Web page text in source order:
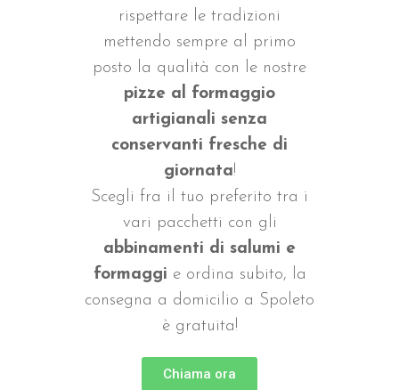
rispettare le tradizioni
mettendo sempre al primo
posto la qualità con le nostre
pizze al formaggio
artigianali senza
conservanti fresche di
giornata!
Scegli fra il tuo preferito tra i
vari pacchetti con gli
abbinamenti di salumi e
formaggi e ordina subito, la
consegna a domicilio a Spoleto
è gratuita!
Chiama ora